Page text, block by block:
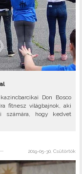
Don Bosco
fitnesz világbajnok, aki
számára, hogy kedvet
2019-05-30, Csütörtök